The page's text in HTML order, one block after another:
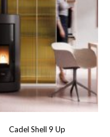
Cadel Shell 9 Up